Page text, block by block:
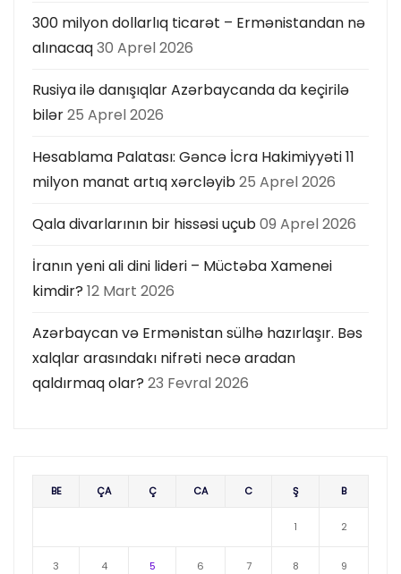
300 milyon dollarlıq ticarət – Ermənistandan nə
alınacaq30 Aprel 2026
Rusiya ilə danışıqlar Azərbaycanda da keçirilə
bilər25 Aprel 2026
Hesablama Palatası: Gəncə İcra Hakimiyyəti 11
milyon manat artıq xərcləyib25 Aprel 2026
Qala divarlarının bir hissəsi uçub09 Aprel 2026
İranın yeni ali dini lideri – Müctəba Xamenei
kimdir? 12 Mart 2026
Azərbaycan və Ermənistan sülhə hazırlaşır. Bəs
xalqlar arasındakı nifrəti necə aradan
qaldırmaq olar? 23 Fevral 2026
BE ÇA Ç CA C Ş B
1 2
3 4 5 6 7 8 9